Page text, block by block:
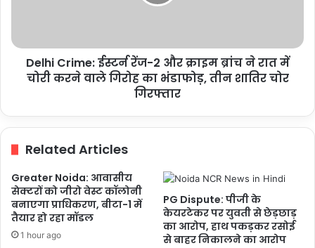
रात
भंडाफोड़,
शातिर
चोर
गिरफ्तार
Delhi Crime: ईस्टर्न रेंज-2 और क्राइम ब्रांच ने रात में
चोरी करने वाले गिरोह का भंडाफोड़, तीन शातिर चोर
गिरफ्तार
Related Articles
Greater Noida: आवासीय
सेक्टरों को जीरो वेस्ट कॉलोनी
बनाएगा प्राधिकरण, बीटा-1 में
तैयार हो रहा मॉडल
1 hour ago
PG Dispute: पीजी के
केयरटेकर पर युवती से छेड़छाड़
का आरोप, हाथ पकड़कर रसोई
से बाहर निकालने का आरोप